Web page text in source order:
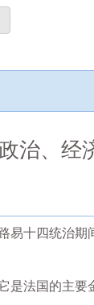
治、经
易十四统治期
是法国的主要